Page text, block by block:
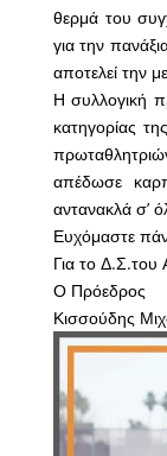
θερμά του
για την
αποτελεί την
Η συλλογική
κατηγορίας
απέδωσε
αντανακλά σ’
Ευχόμαστε
Για το Δ.Σ.του
Ο Πρόεδρος
Κισσούδης